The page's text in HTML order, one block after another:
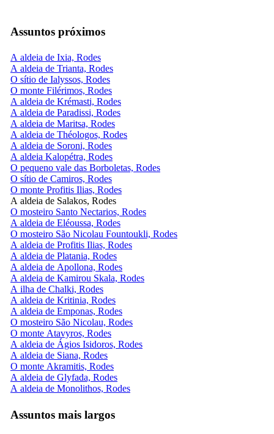
Assuntos próximos
A aldeia de Ixia, Rodes
A aldeia de Trianta, Rodes
O sítio de Ialyssos, Rodes
O monte Filérimos, Rodes
A aldeia de Krémasti, Rodes
A aldeia de Paradissi, Rodes
A aldeia de Maritsa, Rodes
A aldeia de Théologos, Rodes
A aldeia de Soroni, Rodes
A aldeia Kalopétra, Rodes
O pequeno vale das Borboletas, Rodes
O sítio de Camiros, Rodes
O monte Profitis Ilias, Rodes
A aldeia de Salakos, Rodes
O mosteiro Santo Nectarios, Rodes
A aldeia de Eléoussa, Rodes
O mosteiro São Nicolau Fountoukli, Rodes
A aldeia de Profitis Ilias, Rodes
A aldeia de Platania, Rodes
A aldeia de Apollona, Rodes
A aldeia de Kamirou Skala, Rodes
A ilha de Chalki, Rodes
A aldeia de Kritinia, Rodes
A aldeia de Emponas, Rodes
O mosteiro São Nicolau, Rodes
O monte Atavyros, Rodes
A aldeia de Ágios Isidoros, Rodes
A aldeia de Siana, Rodes
O monte Akramitis, Rodes
A aldeia de Glyfada, Rodes
A aldeia de Monolithos, Rodes
Assuntos mais largos